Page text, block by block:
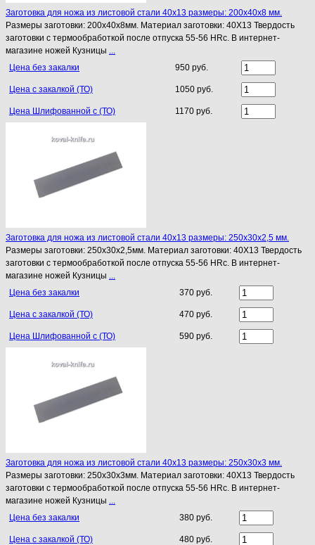
Заготовка для ножа из листовой стали 40х13 размеры: 200х40х8 мм.
Размеры заготовки: 200х40х8мм. Материал заготовки: 40Х13 Твердость
заготовки с термообработкой после отпуска 55-56 HRc. В интернет-
магазине ножей Кузницы ...
Цена без закалки
950 руб.
Цена с закалкой (ТО) 1050 руб.
Цена Шлифованной с (ТО) 1170 руб.
Заготовка для ножа из листовой стали 40х13 размеры: 250х30х2,5 мм.
Размеры заготовки: 250х30х2,5мм. Материал заготовки: 40Х13 Твердость
заготовки с термообработкой после отпуска 55-56 HRc. В интернет-
магазине ножей Кузницы ...
Цена без закалки
370 руб.
Цена с закалкой (ТО) 470 руб.
Цена Шлифованной с (ТО) 590 руб.
Заготовка для ножа из листовой стали 40х13 размеры: 250х30х3 мм.
Размеры заготовки: 250х30х3мм. Материал заготовки: 40Х13 Твердость
заготовки с термообработкой после отпуска 55-56 HRc. В интернет-
магазине ножей Кузницы ...
Цена без закалки
380 руб.
Цена с закалкой (ТО) 480 руб.